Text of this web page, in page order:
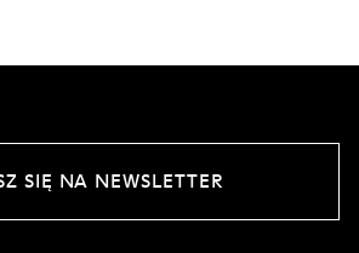
SIĘ NA NEWSLETTER